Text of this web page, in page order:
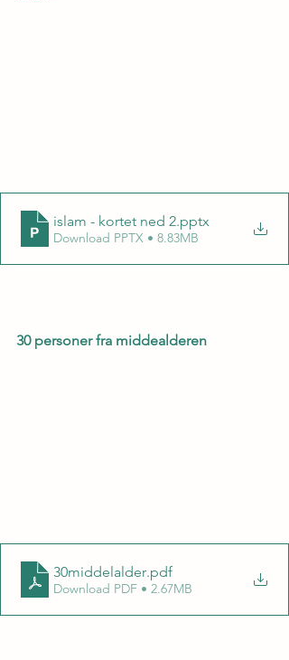
islam - kortet ned 2.pptx
Download PPTX • 8.83MB
30 personer fra middealderen
30middelalder.pdf
Download PDF • 2.67MB